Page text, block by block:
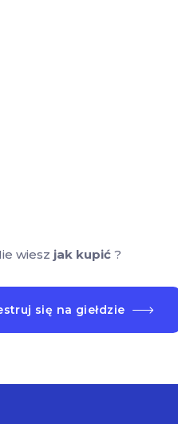
wiesz jak kupić?
się na giełdzie